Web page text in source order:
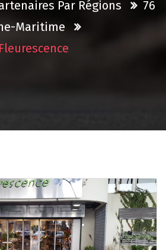
Par Régions
76
Maritime
Fleurescence